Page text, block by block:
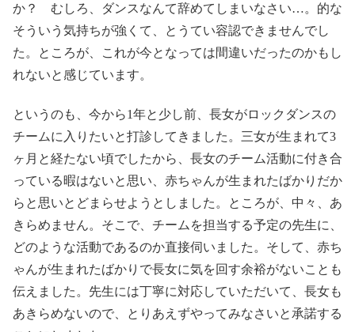
か？ むしろ、ダンスなんて辞めてしまいなさい…。的な
そういう気持ちが強くて、とうてい容認できませんでし
た。ところが、これが今となっては間違いだったのかもし
れないと感じています。
というのも、今から1年と少し前、長女がロックダンスの
チームに入りたいと打診してきました。三女が生まれて3
ヶ月と経たない頃でしたから、長女のチーム活動に付き合
っている暇はないと思い、赤ちゃんが生まれたばかりだか
らと思いとどまらせようとしました。ところが、中々、あ
きらめません。そこで、チームを担当する予定の先生に、
どのような活動であるのか直接伺いました。そして、赤ち
ゃんが生まれたばかりで長女に気を回す余裕がないことも
伝えました。先生には丁寧に対応していただいて、長女も
あきらめないので、とりあえずやってみなさいと承諾する